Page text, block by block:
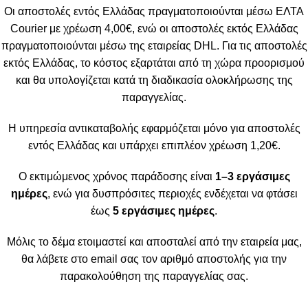
Οι αποστολές εντός Ελλάδας πραγματοποιούνται μέσω ΕΛΤΑ
Courier με χρέωση 4,00€, ενώ οι αποστολές εκτός Ελλάδας
πραγματοποιούνται μέσω της εταιρείας DHL. Για τις αποστολές
εκτός Ελλάδας, το κόστος εξαρτάται από τη χώρα προορισμού
και θα υπολογίζεται κατά τη διαδικασία ολοκλήρωσης της
παραγγελίας.
Η υπηρεσία αντικαταβολής εφαρμόζεται μόνο για αποστολές
εντός Ελλάδας και υπάρχει επιπλέον χρέωση 1,20€.
Ο εκτιμώμενος χρόνος παράδοσης είναι 1–3 εργάσιμες
ημέρες, ενώ για δυσπρόσιτες περιοχές ενδέχεται να φτάσει
έως 5 εργάσιμες ημέρες.
Μόλις το δέμα ετοιμαστεί και αποσταλεί από την εταιρεία μας,
θα λάβετε στο email σας τον αριθμό αποστολής για την
παρακολούθηση της παραγγελίας σας.